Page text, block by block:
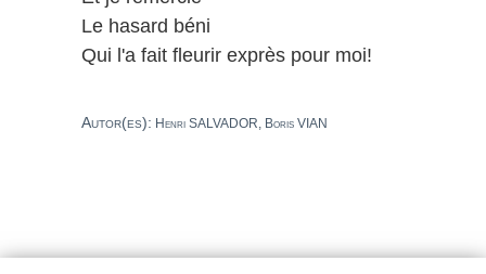
Le hasard béni
Qui l'a fait fleurir exprès pour moi!
Autor(es): Henri SALVADOR, Boris VIAN